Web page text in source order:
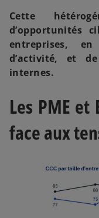
Cette
d’opportunités
entreprises,
d’activité, et
internes.
Les PME
face aux